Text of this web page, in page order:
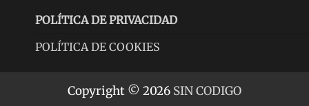
POLÍTICA DE PRIVACIDAD
POLÍTICA DE COOKIES
Copyright © 2026 SIN CODIGO